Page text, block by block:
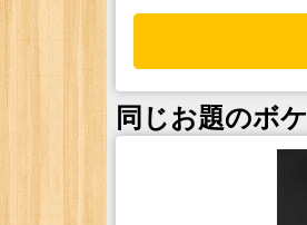
同じお題のボケ